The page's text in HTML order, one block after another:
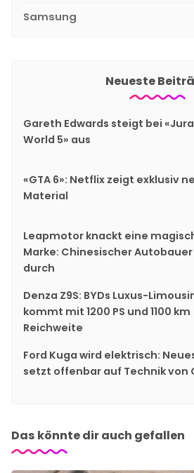
Samsung
Neueste
Gareth Edwards steigt bei
World 5» aus
«GTA 6»: Netflix zeigt exklusiv
Material
Leapmotor knackt eine
Marke: Chinesischer
durch
Denza Z9S: BYDs Luxus-
kommt mit 1200 PS und 1100 km
Reichweite
Ford Kuga wird elektrisch:
setzt offenbar auf Technik von
Das könnte dir auch gefallen